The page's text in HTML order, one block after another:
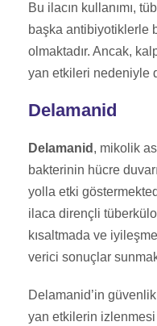
Bu ilacın kullanımı,
başka antibiyotiklerle
olmaktadır. Ancak,
yan etkileri nedeniyle
Delamanid
Delamanid , mikolik
bakterinin hücre
yolla etki
ilaca dirençli
kısaltmada ve
verici sonuçlar
Delamanid’in
yan etkilerin izlenmesi